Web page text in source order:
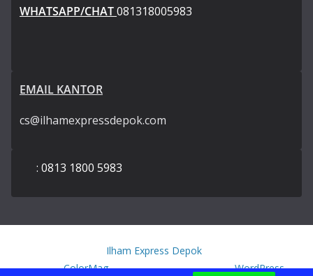
WHATSAPP/CHAT081318005983
EMAIL KANTOR
cs@ilhamexpressdepok.com
: 0813 1800 5983
Ilham Express Depok
Theme:ColorMagby ThemeGrill. Powered byWordPress.